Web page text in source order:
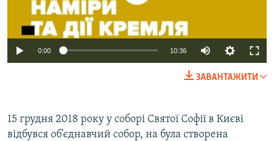
0:00 10:36
ЗАВАНТАЖИТИ
15 грудня 2018 року у соборі Святої Софії в Києві
відбувся об’єднавчий собор, на була створена